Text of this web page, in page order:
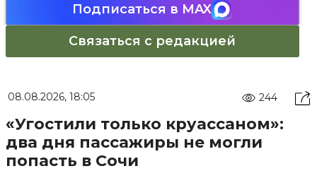
Подписаться в MAX
Связаться с редакцией
08.08.2026, 18:05 244
«Угостили только круассаном»:
два дня пассажиры не могли
попасть в Сочи